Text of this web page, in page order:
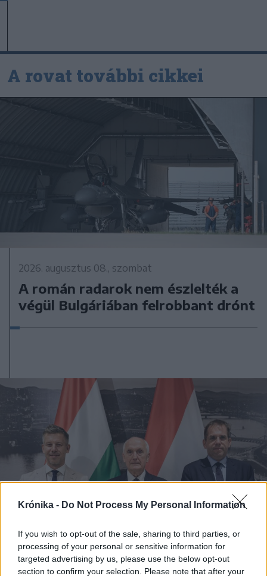
Krónika - Do Not Process My Personal Information
If you wish to opt-out of the sale, sharing to third parties, or
processing of your personal or sensitive information for
targeted advertising by us, please use the below opt-out
section to confirm your selection. Please note that after your
A rovat további cikkei
2026. augusztus 08., szombat
A román radarok nem észlelték a
végül Bulgáriában felrobbant drónt